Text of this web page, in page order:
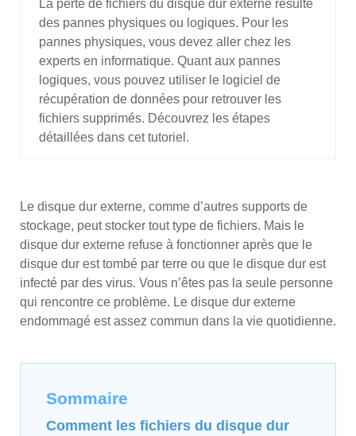
La perte de fichiers du disque dur externe résulte
des pannes physiques ou logiques. Pour les
pannes physiques, vous devez aller chez les
experts en informatique. Quant aux pannes
logiques, vous pouvez utiliser le logiciel de
récupération de données pour retrouver les
fichiers supprimés. Découvrez les étapes
détaillées dans cet tutoriel.
Le disque dur externe, comme d’autres supports de
stockage, peut stocker tout type de fichiers. Mais le
disque dur externe refuse à fonctionner après que le
disque dur est tombé par terre ou que le disque dur est
infecté par des virus. Vous n’êtes pas la seule personne
qui rencontre ce problème. Le disque dur externe
endommagé est assez commun dans la vie quotidienne.
Sommaire
Comment les fichiers du disque dur